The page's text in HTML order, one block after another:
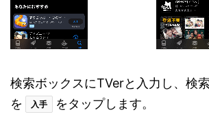
検索ボックスにTVerと入力し、検
を
入手 をタップします。